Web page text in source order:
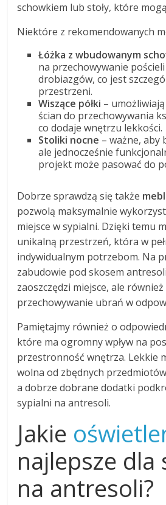
schowkiem lub stoły, które
Niektóre z rekomendowanych
Łóżka z wbudowanym
na przechowywanie
drobiazgów, co jest
przestrzeni.
Wiszące półki –
ścian do przechowywania
co dodaje wnętrzu lekkości.
Stoliki nocne – ważne, aby
ale jednocześnie
projekt może pasować do
Dobrze sprawdzą się także
pozwolą maksymalnie
miejsce w sypialni. Dzięki temu
unikalną przestrzeń, która w
indywidualnym potrzebom. Na
zabudowie pod skosem
zaoszczędzi miejsce, ale
przechowywanie ubrań w
Pamiętajmy również o
które ma ogromny wpływ na
przestronność wnętrza. Lekkie
wolna od zbędnych
a dobrze dobrane dodatki
sypialni na antresoli.
Jakie
najlepsze dla
na antresoli?